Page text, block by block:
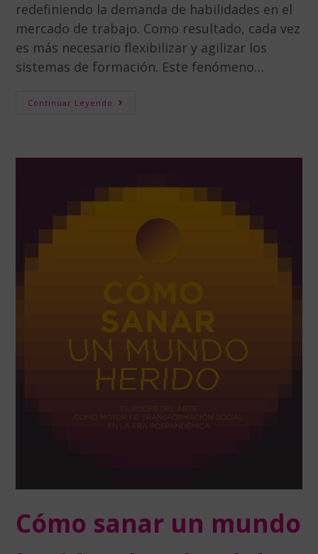
redefiniendo la demanda de habilidades en el
mercado de trabajo. Como resultado, cada vez
es más necesario flexibilizar y agilizar los
sistemas de formación. Este fenómeno…
Continuar Leyendo
Cómo sanar un mundo